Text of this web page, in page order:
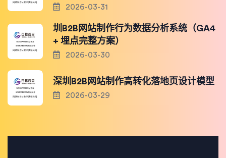
2026-03-31
圳B2B网站制作行为数据分析系统（GA4
+ 埋点完整方案）
2026-03-30
深圳B2B网站制作高转化落地页设计模型
2026-03-29